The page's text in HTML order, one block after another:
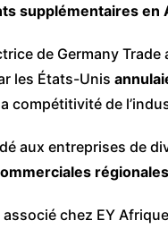
supplémentaires en
de Germany
les États-Unis
compétitivité de
aux entreprises de
associé chez EY